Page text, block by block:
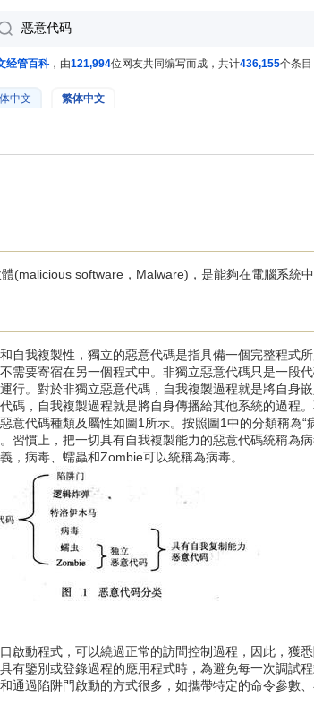
经管百科 ，由121,994位网友共同编写而成，共计436,155个条目
中文 繁体中文
(malicious software，Malware)，是能夠在電腦系統中
自我複製性，獨立的惡意代碼是指具備一個完整程式
需要寄宿在另一個程式中。非獨立惡意代碼只是一段
行。對於非獨立惡意代碼，自我複製過程就是將自身
碼，自我複製過程就是將自身傳播給其他系統的過程
意代碼種類及屬性如圖1所示。按照圖1中的分類稱為“
習慣上，把一切具有自我複製能力的惡意代碼統稱為
，病毒、蠕蟲和Zombie可以統稱為病毒。
動程式，可以繞過正常的訪問控制過程，因此，獲
有鑒別或登錄過程的應用程式時，為避免每一次調試
通過陷阱門啟動的方式很多，如攜帶特定的命令參數